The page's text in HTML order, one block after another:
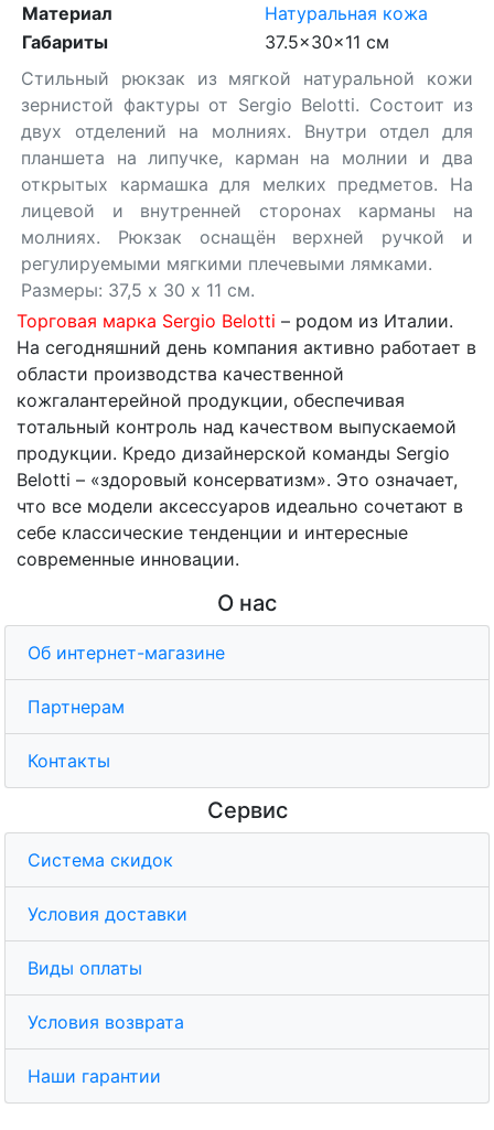
Материал
Натуральная кожа
Габариты
37.5x30x11 см
Стильный рюкзак из мягкой натуральной кожи
зернистой фактуры от Sergio Belotti. Состоит из
двух отделений на молниях. Внутри отдел для
планшета на липучке, карман на молнии и два
открытых кармашка для мелких предметов. На
лицевой и внутренней сторонах карманы на
молниях. Рюкзак оснащён верхней ручкой и
регулируемыми мягкими плечевыми лямками.
Размеры: 37,5 х 30 х 11 см.
Торговая марка Sеrgiо Веlotti – родом из Италии.
На сегодняшний день компания активно работает в
области производства качественной
кожгалантерейной продукции, обеспечивая
тотальный контроль над качеством выпускаемой
продукции. Кредо дизайнерской команды Sеrgiо
Веlotti – «здоровый консерватизм». Это означает,
что все модели аксессуаров идеально сочетают в
себе классические тенденции и интересные
современные инновации.
О нас
Об интернет-магазине
Партнерам
Контакты
Сервис
Система скидок
Условия доставки
Виды оплаты
Условия возврата
Наши гарантии